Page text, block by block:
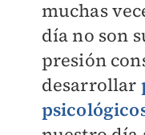
muchas
día no son
presión
desarrollar